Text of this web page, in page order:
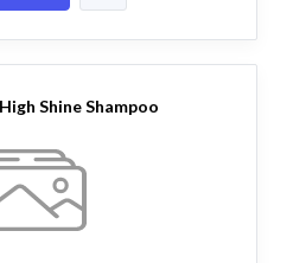
Shine Shampoo